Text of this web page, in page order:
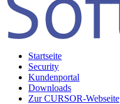
Startseite
Security
Kundenportal
Downloads
Zur CURSOR-Webseite